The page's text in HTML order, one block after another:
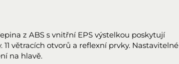
z ABS s vnitřní EPS výstelkou poskytují
větracích otvorů a reflexní prvky. Nastavitelné
na hlavě.